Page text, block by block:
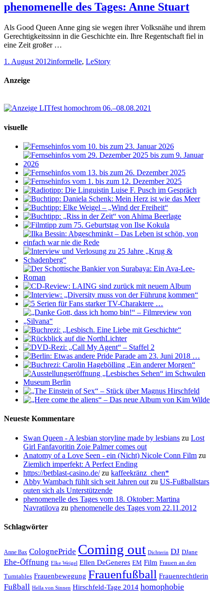
phenomenelle des Tages: Anne Stuart
Als Good Queen Anne ging sie wegen ihrer Volksnähe und ihrem
Gerechtigkeitssinn in die Geschichte ein. Ihre Regentschaft fiel in
eine Zeit großer …
1. August 2012informelle, LeStory
Anzeige
visuelle
Neueste Kommentare
Swan Queen - A lesbian storyline made by lesbians zu Lost
Girl Fanfavoritin Zoie Palmer comes out
Anatomy of a Love Seen - ein (Nicht) Nicole Conn Film zu
Ziemlich imperfekt: A Perfect Ending
https://betblast-casino.de/zu kaffeekränz_chen*
Abby Wambach fühlt sich seit Jahren out zu US-Fußballstars
outen sich als Unterstützende
phenomenelle des Tages vom 18. Oktober: Martina
Navratilova zu phenomenelle des Tages vom 22.11.2012
Schlagwörter
Anne Bax ColognePride Coming out Dichterin DJ DJane
Ehe-Öffnung Elke Weigel Ellen DeGeneres EM Film Frauen an den
Turntables Frauenbewegung Frauenfußball Frauenrechtlerin
Fußball Hella von Sinnen Hirschfeld-Tage 2014 homophobie